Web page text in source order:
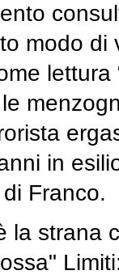
modo
lettura
in
Franco.
la strana